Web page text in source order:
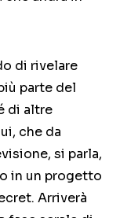
di rivelare
parte del
di altre
che da
si parla,
in un progetto
Arriverà